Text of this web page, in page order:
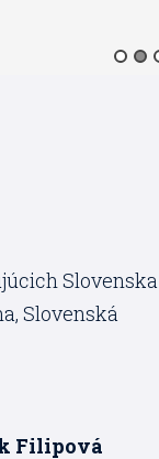
Slovenska
Slovenská
Filipová